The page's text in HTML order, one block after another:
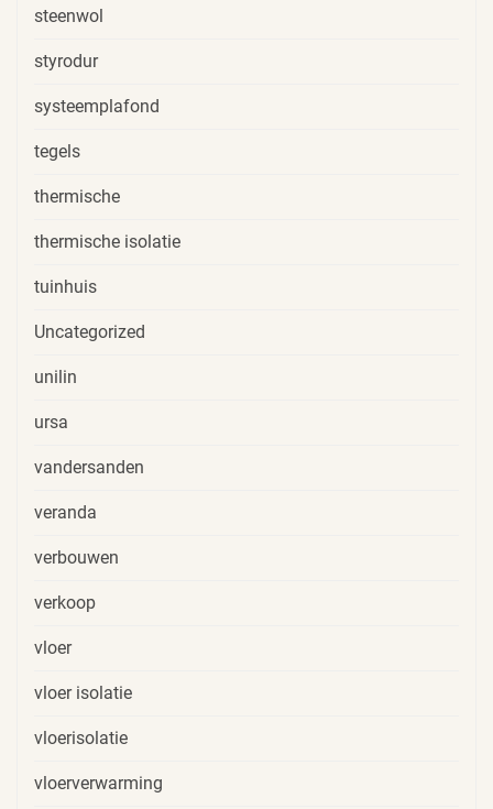
steenwol
styrodur
systeemplafond
tegels
thermische
thermische isolatie
tuinhuis
Uncategorized
unilin
ursa
vandersanden
veranda
verbouwen
verkoop
vloer
vloer isolatie
vloerisolatie
vloerverwarming